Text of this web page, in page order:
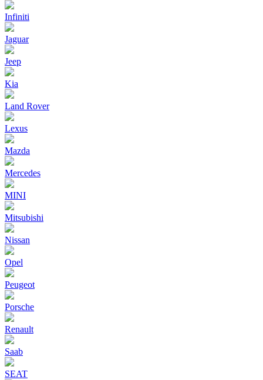
Infiniti
Jaguar
Jeep
Kia
Land Rover
Lexus
Mazda
Mercedes
MINI
Mitsubishi
Nissan
Opel
Peugeot
Porsche
Renault
Saab
SEAT